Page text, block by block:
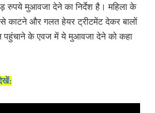
रुपये मुआवजा देने का निर्देश है। महिला के
काटने और गलत हेयर ट्रीटमेंट देकर बालों
पहुंचाने के एवज में ये मुआवजा देने को कहा